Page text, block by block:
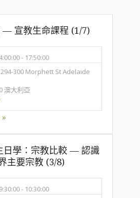
— 宣教生命課程 (1/7)
- 17:50:00
294-300 Morphett St Adelaide
澳大利亞
日學：宗教比較 — 認識
主要宗教 (3/8)
- 10:30:00